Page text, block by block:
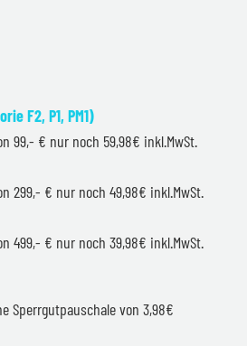
F2, P1, PM1)
99,- € nur noch 59,98€ inkl.MwSt.
299,- € nur noch 49,98€ inkl.MwSt.
499,- € nur noch 39,98€ inkl.MwSt.
Sperrgutpauschale von 3,98€